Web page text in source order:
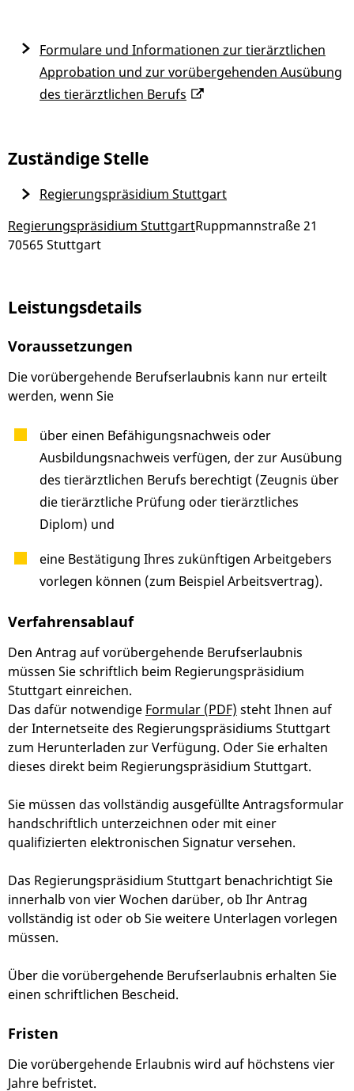
Formulare und Informationen zur tierärztlichen
Approbation und zur vorübergehenden Ausübung
des tierärztlichen Berufs
Zuständige Stelle
Regierungspräsidium StuttgartRuppmannstraße 21
70565 Stuttgart
Regierungspräsidium Stuttgart
Leistungsdetails
Voraussetzungen
Die vorübergehende Berufserlaubnis kann nur erteilt
werden, wenn Sie
über einen Befähigungsnachweis oder
Ausbildungsnachweis verfügen, der zur Ausübung
des tierärztlichen Berufs berechtigt (Zeugnis über
die tierärztliche Prüfung oder tierärztliches
Diplom) und
eine Bestätigung Ihres zukünftigen Arbeitgebers
vorlegen können (zum Beispiel Arbeitsvertrag).
Verfahrensablauf
Den Antrag auf vorübergehende Berufserlaubnis
müssen Sie schriftlich beim Regierungspräsidium
Stuttgart einreichen.
Das dafür notwendige Formular (PDF) steht Ihnen auf
der Internetseite des Regierungspräsidiums Stuttgart
zum Herunterladen zur Verfügung. Oder Sie erhalten
dieses direkt beim Regierungspräsidium Stuttgart.
Sie müssen das vollständig ausgefüllte Antragsformular
handschriftlich unterzeichnen oder mit einer
qualifizierten elektronischen Signatur versehen.
Das Regierungspräsidium Stuttgart benachrichtigt Sie
innerhalb von vier Wochen darüber, ob Ihr Antrag
vollständig ist oder ob Sie weitere Unterlagen vorlegen
müssen.
Über die vorübergehende Berufserlaubnis erhalten Sie
einen schriftlichen Bescheid.
Fristen
Die vorübergehende Erlaubnis wird auf höchstens vier
Jahre befristet.